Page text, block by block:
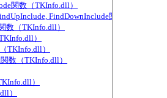
関数（TKInfo.dll）
FindDownInclude関数（
数（TKInfo.dll）
）
TKInfo.dll）
数（TKInfo.dll）
）
）